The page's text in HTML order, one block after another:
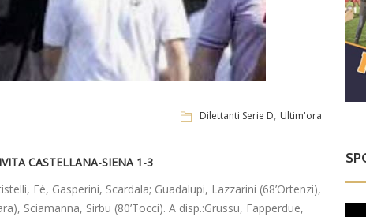
Dilettanti Serie D, Ultim'ora
CASTELLANA-SIENA 1-3
Fé, Gasperini, Scardala; Guadalupi, Lazzarini (68’Ortenzi),
Sciamanna, Sirbu (80’Tocci). A disp.:Grussu, Fapperdue,